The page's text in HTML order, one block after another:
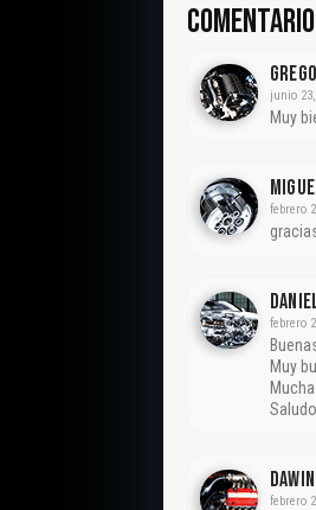
junio
Muy
febrero
febrero
Muy
febrero